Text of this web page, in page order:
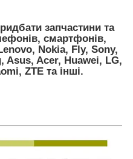
запчастини та
смартфонів,
Nokia, Fly, Sony,
Asus, Acer, Huawei, LG,
ZTE та інші.